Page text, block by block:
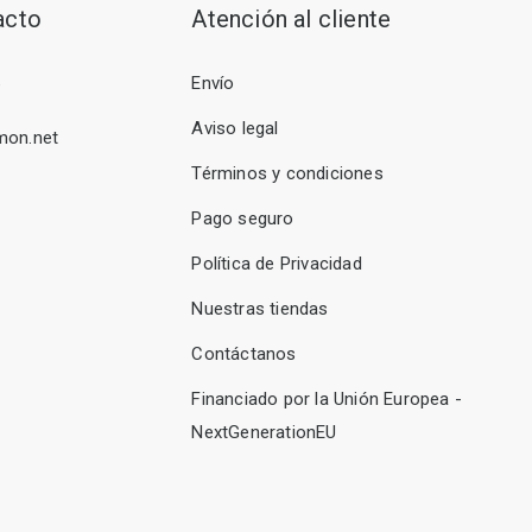
Atención al cliente
Envío
Aviso legal
Términos y condiciones
Pago seguro
Política de Privacidad
Nuestras tiendas
Contáctanos
Financiado por la Unión Europea -
NextGenerationEU